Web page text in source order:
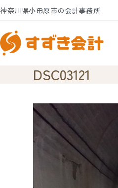
Skip
content
神奈川県小田原市の会計事務所
DSC03121